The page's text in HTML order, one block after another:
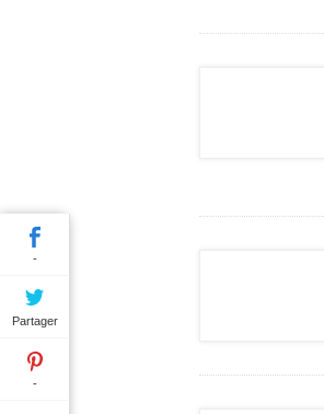
-
Partager
-